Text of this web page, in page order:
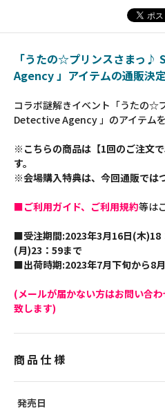
「うたの☆プリンスさまっ
Agency 」アイテムの通販決
コラボ謎解きイベント「うたの
Detective Agency 」のアイテム
※こちらの商品は【1回のご注文
す。
※会場購入特典は、今回通販では
■ご利用ガイド、ご利用規約等は
■受注期間:2023年3月16日(木)18
(月)23：59まで
■出荷時期:2023年7月下旬から8
(メールが届かない方はお問い合
致します)
商品仕様
発売日